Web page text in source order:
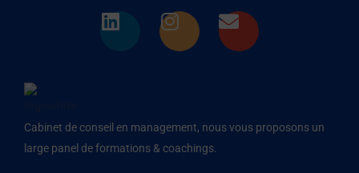
d
i
n
I
g
r
a
E
o
Cabinet de conseil en management, nous vous proposons un
large panel de formations & coachings.